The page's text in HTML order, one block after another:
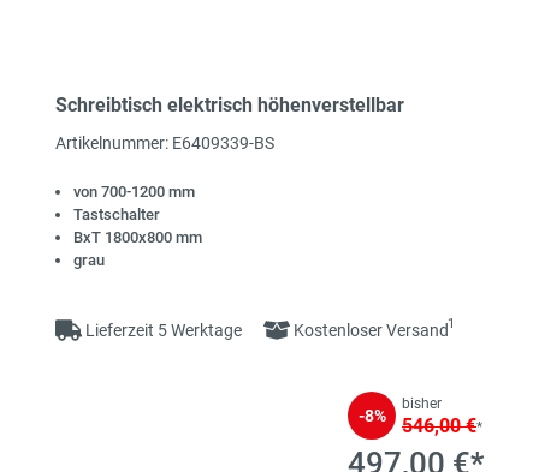
Schreibtisch elektrisch höhenverstellbar
Artikelnummer: E6409339-BS
von 700-1200 mm
Tastschalter
BxT 1800x800 mm
grau
Lieferzeit 5 Werktage Kostenloser Versand1
-8%
bisher
546,00 €*
497,00 €*